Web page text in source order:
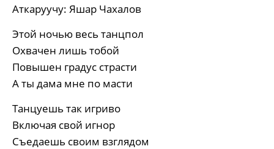
Аткаруучу: Яшар Чахалов
Этой ночью весь танцпол
Охвачен лишь тобой
Повышен градус страсти
А ты дама мне по масти
Танцуешь так игриво
Включая свой игнор
Съедаешь своим взглядом